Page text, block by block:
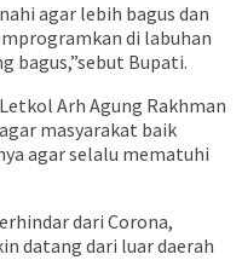
agar lebih bagus dan
di labuhan
bagus,”sebut Bupati.
Arh Agung Rakhman
masyarakat baik
agar selalu mematuhi
dari Corona,
datang dari luar daerah